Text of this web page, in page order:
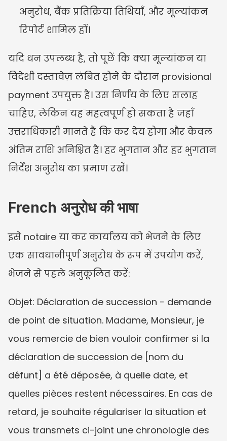
अनुरोध, बैंक प्रतिक्रिया तिथियाँ, और मूल्यांकन
रिपोर्ट शामिल हों।
यदि धन उपलब्ध है, तो पूछें कि क्या मूल्यांकन या
विदेशी दस्तावेज़ लंबित होने के दौरान provisional
payment उपयुक्त है। उस निर्णय के लिए सलाह
चाहिए, लेकिन यह महत्वपूर्ण हो सकता है जहाँ
उत्तराधिकारी मानते हैं कि कर देय होगा और केवल
अंतिम राशि अनिश्चित है। हर भुगतान और हर भुगतान
निर्देश अनुरोध का प्रमाण रखें।
French अनुरोध की भाषा
इसे notaire या कर कार्यालय को भेजने के लिए
एक सावधानीपूर्ण अनुरोध के रूप में उपयोग करें,
भेजने से पहले अनुकूलित करें:
Objet: Déclaration de succession - demande
de point de situation. Madame, Monsieur, je
vous remercie de bien vouloir confirmer si la
déclaration de succession de [nom du
défunt] a été déposée, à quelle date, et
quelles pièces restent nécessaires. En cas de
retard, je souhaite régulariser la situation et
vous transmets ci-joint une chronologie des